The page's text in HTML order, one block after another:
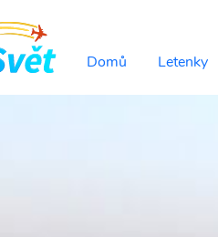
Domů Letenky